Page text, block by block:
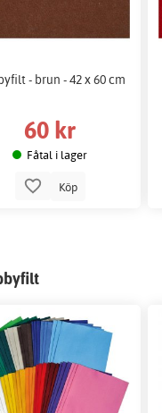
- brun - 42 x 60 cm
60 kr
Fåtal i lager
Köp